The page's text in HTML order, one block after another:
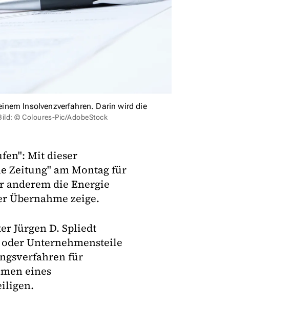
Insolvenzverfahren. Darin wird die
© Coloures-Pic/AdobeStock
Mit dieser
Zeitung" am Montag für
anderem die Energie
Übernahme zeige.
Jürgen D. Spliedt
Unternehmensteile
für
eines